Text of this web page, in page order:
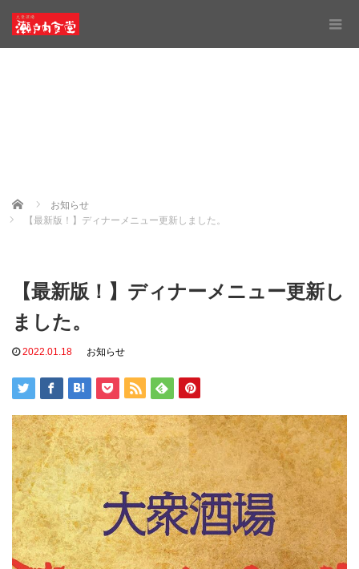
Home
お知らせ
【最新版！】ディナーメニュー更新しました。
【最新版！】ディナーメニュー更新し
ました。
2022.01.18 お知らせ